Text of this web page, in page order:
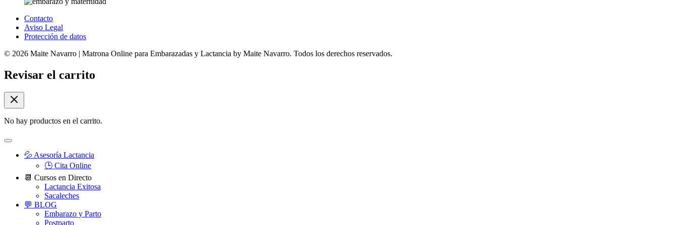
Contacto
Aviso Legal
Protección de datos
© 2026 Maite Navarro | Matrona Online para Embarazadas y Lactancia by Maite Navarro. Todos los derechos reservados.
Revisar el carrito
No hay productos en el carrito.
💦 Asesoría Lactancia
🕒 Cita Online
📆 Cursos en Directo
Lactancia Exitosa
Sacaleches
💬 BLOG
Embarazo y Parto
Postparto